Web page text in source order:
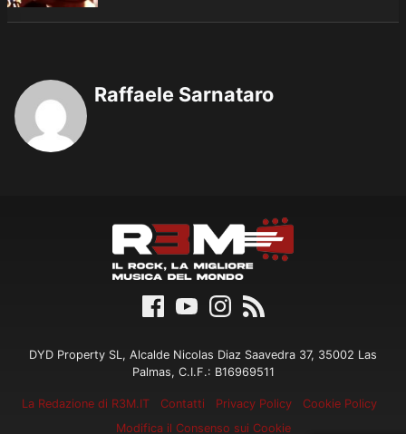
Raffaele Sarnataro
DYD Property SL, Alcalde Nicolas Diaz Saavedra 37, 35002 Las
Palmas, C.I.F.: B16969511
La Redazione di R3M.IT Contatti Privacy Policy
Cookie Policy
Modifica il Consenso sui Cookie